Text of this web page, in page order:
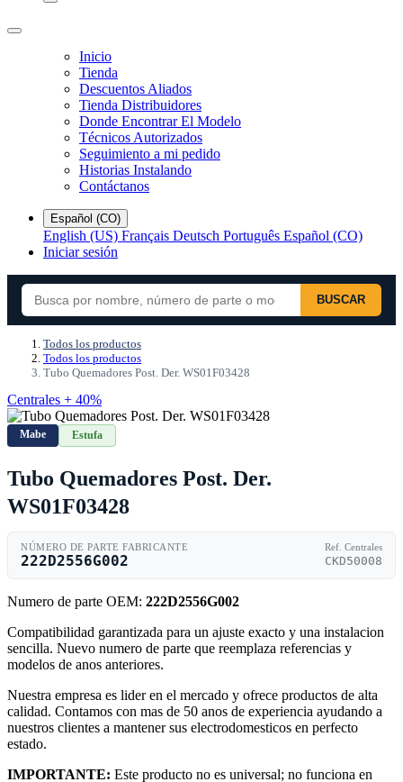
Inicio
Tienda
Descuentos Aliados
Tienda Distribuidores
Donde Encontrar El Modelo
Técnicos Autorizados
Seguimiento a mi pedido
Historias Instalando
Contáctanos
Español (CO)
English (US) Français Deutsch Português Español (CO)
Iniciar sesión
BUSCAR
Todos los productos
Todos los productos
Tubo Quemadores Post. Der. WS01F03428
Centrales + 40%
Mabe Estufa
Tubo Quemadores Post. Der.
WS01F03428
NÚMERO DE PARTE FABRICANTE
222D2556G002
Ref. Centrales
CKD50008
Numero de parte OEM: 222D2556G002
Compatibilidad garantizada para un ajuste exacto y una instalacion
sencilla. Nuevo numero de parte que reemplaza referencias y
modelos de anos anteriores.
Nuestra empresa es lider en el mercado y ofrece productos de alta
calidad. Contamos con mas de 50 anos de experiencia ayudando a
nuestros clientes a mantener sus electrodomesticos en perfecto
estado.
IMPORTANTE: Este producto no es universal; no funciona en